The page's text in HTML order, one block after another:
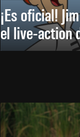
¡Es oficial!
el live-action